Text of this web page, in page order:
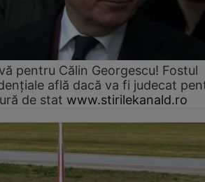
pentru Călin Georgescu! Fostul
află dacă va fi judecat
de stat www.stirilekanald.ro